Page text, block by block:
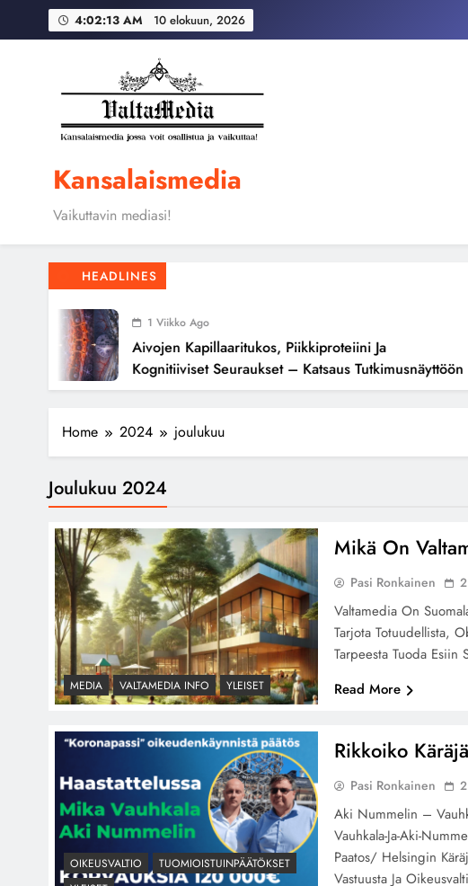
4:02:14 AM 10 elokuun, 2026 Globaali pääoma ja
Kansalaismedia
Vaikuttavin mediasi!
HEADLINES
1 Viikko Ago
Aivojen Kapillaaritukos, Piikkiproteiini Ja
Kognitiiviset Seuraukset – Katsaus Tutkimusnäyttöön
Home 2024 joulukuu
Joulukuu 2024
MEDIA VALTAMEDIA INFO YLEISET
Mikä On
Pasi Ronkainen
Valtamedia On
Tarjota Totuudellista,
Tarpeesta Tuoda Esiin
Read More
OIKEUSVALTIO
TUOMIOISTUINPÄÄTÖKSET
Rikkoiko
Pasi Ronkainen
Aki Nummelin –
Vauhkala-Ja-Aki-
Paatos/ Helsingin
Vastuusta Ja